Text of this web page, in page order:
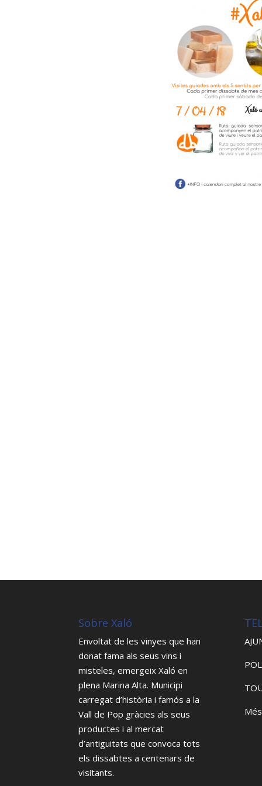
Sobre Xaló
Envoltat de les vinyes que han
donat fama als seus vins i
misteles, emergeix Xaló en
plena Marina Alta. Municipi
carregat d’història i famós a la
Vall de Pop gràcies als seus
productes i al mercat
d’antiguitats que convoca tots
els dissabtes a centenars de
visitants.